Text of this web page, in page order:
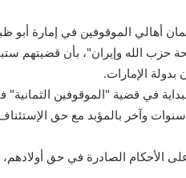
أهالي الموقوفين في إمارة
حزب الله وإيران"، بأن قضيتهم
الإمارات.
الأحكام الصادرة في حق